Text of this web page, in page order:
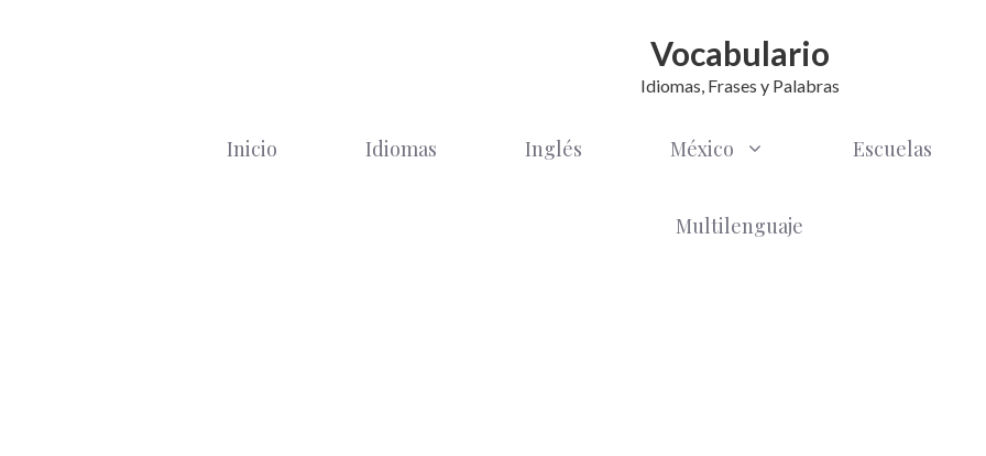
Vocabulario
Idiomas, Frases y Palabras
Inicio Idiomas Inglés México Escuelas
Multilenguaje